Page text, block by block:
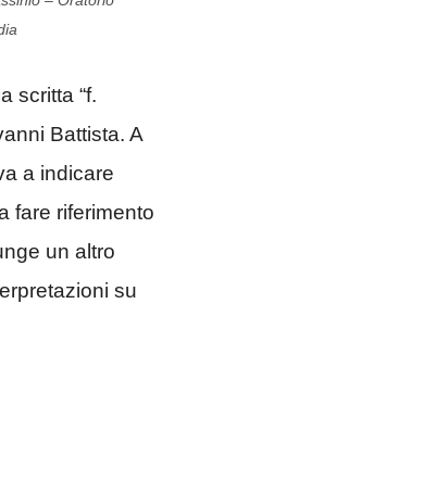
scritta “f.
Battista. A
a indicare
fare riferimento
un altro
su